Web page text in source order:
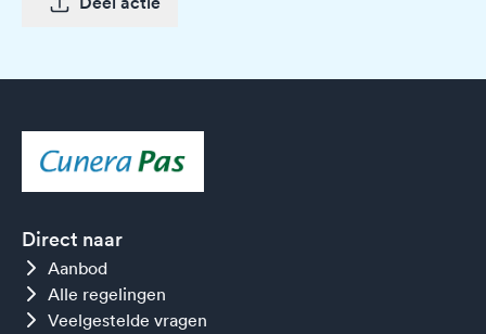
Direct naar
Aanbod
Alle regelingen
Veelgestelde vragen